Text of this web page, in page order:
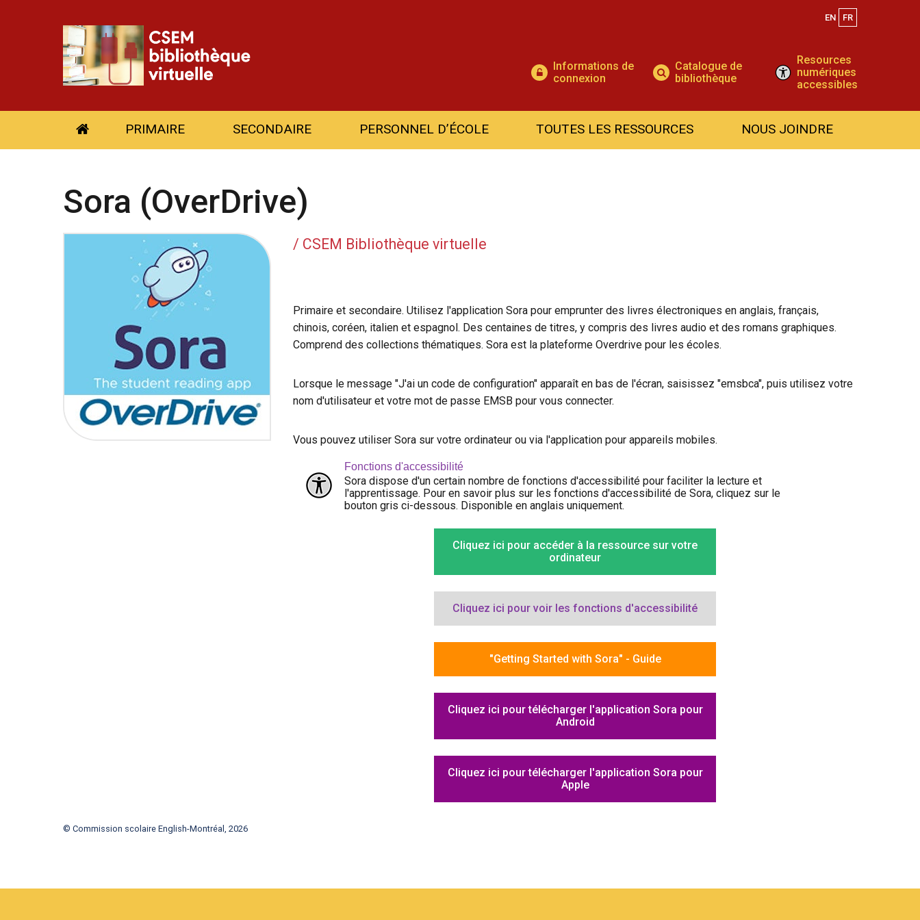
EN FR
Informations de
connexion
Catalogue de
bibliothèque
Resources
numériques
accessibles
PRIMAIRE SECONDAIRE PERSONNEL D’ÉCOLE TOUTES LES RESSOURCES NOUS JOINDRE
Sora (OverDrive)
/ CSEM Bibliothèque virtuelle
Primaire et secondaire. Utilisez l'application Sora pour emprunter des livres électroniques en anglais, français,
chinois, coréen, italien et espagnol. Des centaines de titres, y compris des livres audio et des romans graphiques.
Comprend des collections thématiques. Sora est la plateforme Overdrive pour les écoles.
Lorsque le message "J'ai un code de configuration" apparaît en bas de l'écran, saisissez "emsbca", puis utilisez votre
nom d'utilisateur et votre mot de passe EMSB pour vous connecter.
Vous pouvez utiliser Sora sur votre ordinateur ou via l'application pour appareils mobiles.
Fonctions d'accessibilité
Sora dispose d'un certain nombre de fonctions d'accessibilité pour faciliter la lecture et
l'apprentissage. Pour en savoir plus sur les fonctions d'accessibilité de Sora, cliquez sur le
bouton gris ci-dessous. Disponible en anglais uniquement.
Cliquez ici pour accéder à la ressource sur votre
ordinateur
Cliquez ici pour voir les fonctions d'accessibilité
"Getting Started with Sora" - Guide
Cliquez ici pour télécharger l'application Sora pour
Android
Cliquez ici pour télécharger l'application Sora pour
Apple
© Commission scolaire English-Montréal, 2026